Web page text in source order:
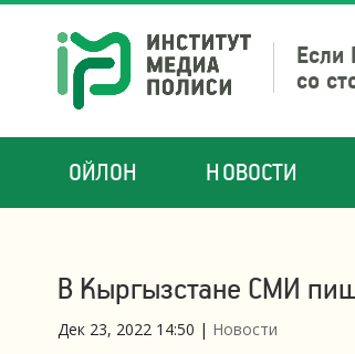
Если
со
ОЙЛОН НОВОСТИ
В Кыргызстане СМИ
Дек 23, 2022 14:50 | Новости